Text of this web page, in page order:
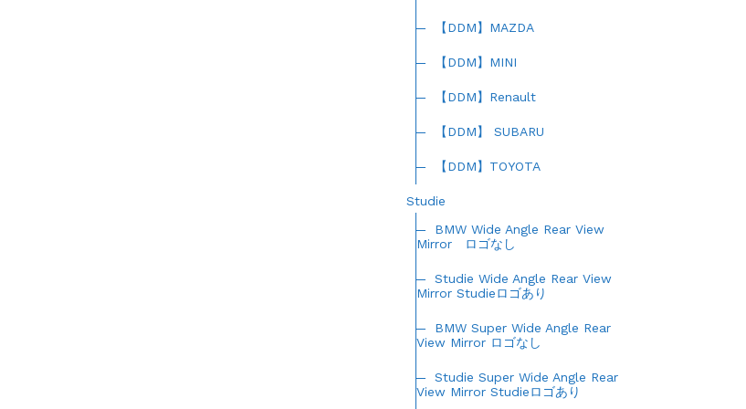
【DDM】MAZDA
【DDM】MINI
【DDM】Renault
【DDM】 SUBARU
【DDM】TOYOTA
Studie
BMW Wide Angle Rear View
Mirror ロゴなし
Studie Wide Angle Rear View
Mirror Studieロゴあり
BMW Super Wide Angle Rear
View Mirror ロゴなし
Studie Super Wide Angle Rear
View Mirror Studieロゴあり